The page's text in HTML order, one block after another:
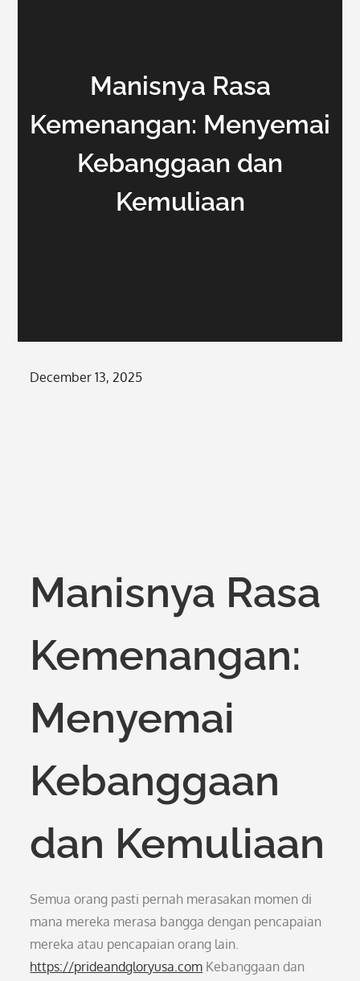
Manisnya Rasa
Kemenangan: Menyemai
Kebanggaan dan
Kemuliaan
Posted
December 13, 2025
Manisnya Rasa
Kemenangan:
Menyemai
Kebanggaan
dan Kemuliaan
Semua orang pasti pernah merasakan momen di
mana mereka merasa bangga dengan pencapaian
mereka atau pencapaian orang lain.
https://prideandgloryusa.com Kebanggaan dan